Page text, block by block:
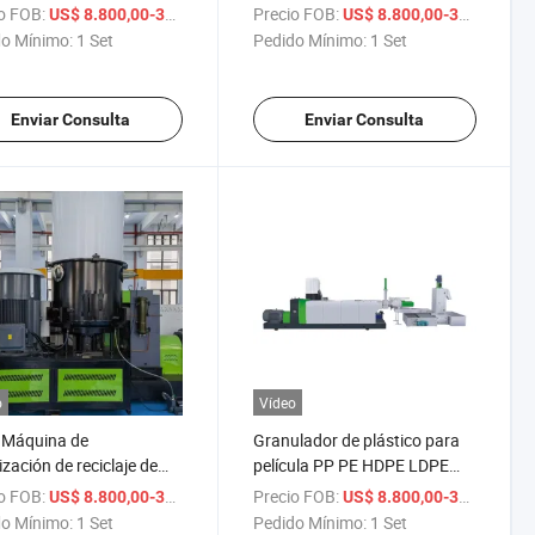
gránulos de plástico,
de máquina para hacer
FOB: US$ 8.800,00-38.800,00
/ Set
Mínimo: 1 Set
Enviar Consulta
biodegradable PP PE PET EPS
HDPE para la venta de
Precio FOB: US$ 8.800,00-38.800,00
Pedido Mínimo: 1 Set
Enviar Consulta
de
de reciclaje de
PP PE en oferta
/ Granulador con
FOB: US$ 8.800,00-38.800,00
/ Set
Mínimo: 1 Set
Vídeo
Granulador de plástico para
película PP PE HDPE LDPE
LLDPE, pelletizadora de
plástico, máquina de reciclaje
Precio FOB: US$ 8.800,00-38.800,00
Pedido Mínimo: 1 Set